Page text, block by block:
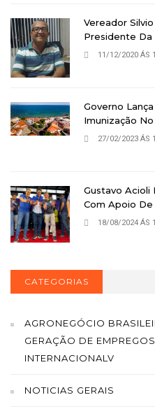
Vereador
Presidente Da
11/12/2020 ÁS
Governo
Imunização
27/02/2023 ÁS
Gustavo Acioli
Com Apoio
18/08/2024 ÁS
CATEGORIAS
AGRONEGÓCIO
GERAÇÃO DE
INTERNACIONALV
NOTICIAS GERAIS